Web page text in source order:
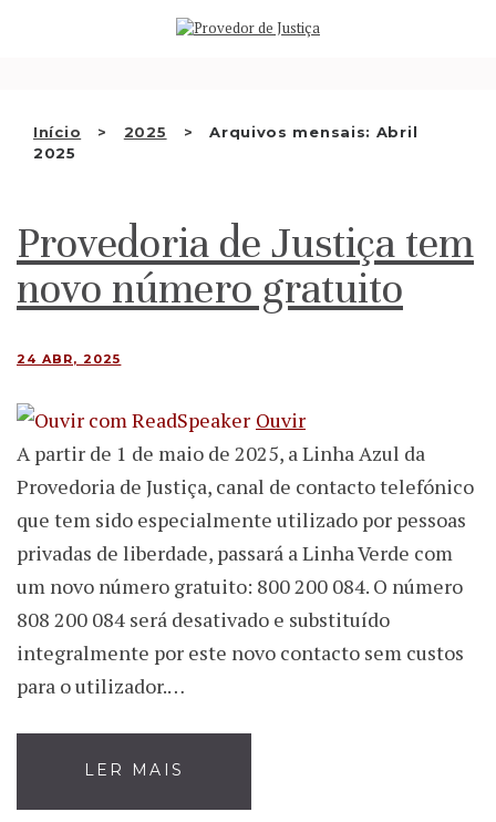
Início 2025
Arquivos mensais: Abril
2025
QUEM SOMOS
RECOMENDAÇÕES E OUTRAS
DECISÕES
APRESENTAR QUEIXA
PT
Provedoria de Justiça tem
novo número gratuito
24 ABR, 2025
Ouvir
A partir de 1 de maio de 2025, a Linha Azul da
Provedoria de Justiça, canal de contacto telefónico
que tem sido especialmente utilizado por pessoas
privadas de liberdade, passará a Linha Verde com
um novo número gratuito: 800 200 084. O número
808 200 084 será desativado e substituído
integralmente por este novo contacto sem custos
para o utilizador.…
LER MAIS